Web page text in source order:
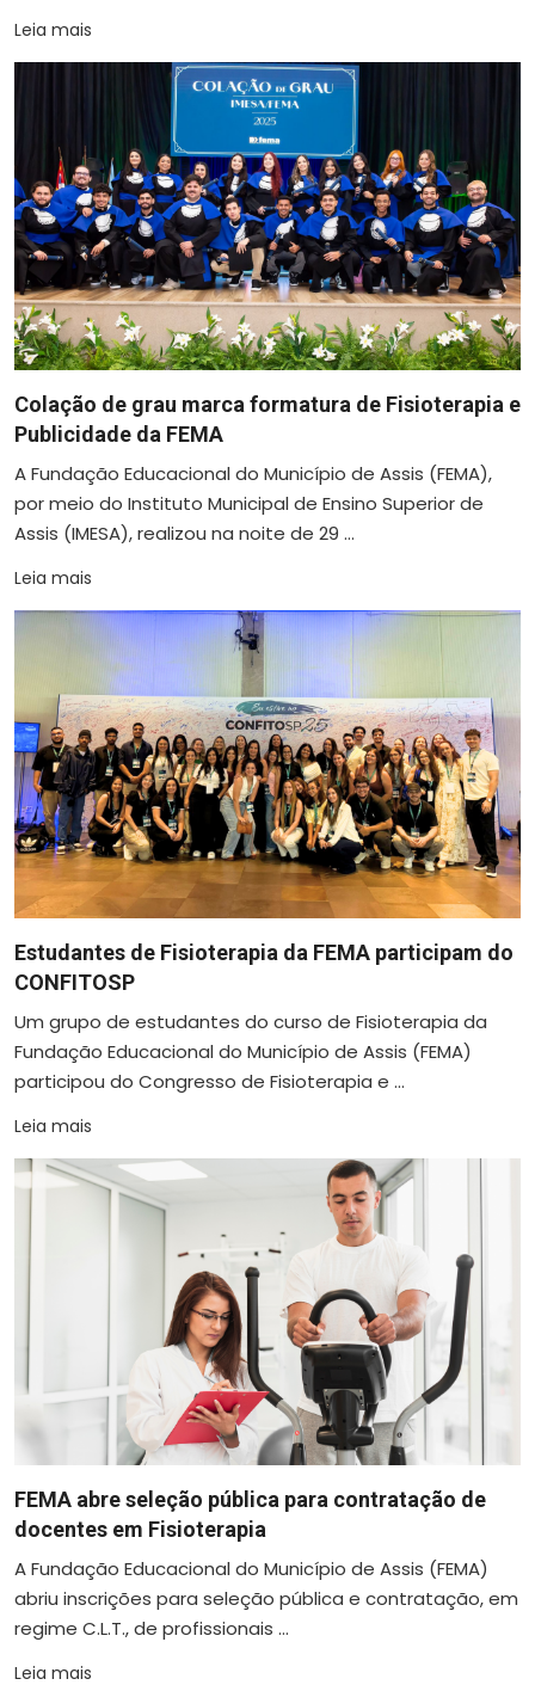
Leia mais
Colação de grau marca formatura de Fisioterapia e
Publicidade da FEMA
A Fundação Educacional do Município de Assis (FEMA),
por meio do Instituto Municipal de Ensino Superior de
Assis (IMESA), realizou na noite de 29 ...
Leia mais
Estudantes de Fisioterapia da FEMA participam do
CONFITOSP
Um grupo de estudantes do curso de Fisioterapia da
Fundação Educacional do Município de Assis (FEMA)
participou do Congresso de Fisioterapia e ...
Leia mais
FEMA abre seleção pública para contratação de
docentes em Fisioterapia
A Fundação Educacional do Município de Assis (FEMA)
abriu inscrições para seleção pública e contratação, em
regime C.L.T., de profissionais ...
Leia mais